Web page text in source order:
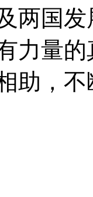
两国
力量
助，